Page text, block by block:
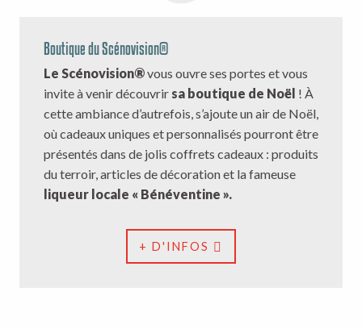
Boutique du Scénovision®
Le Scénovision®vous ouvre ses portes et vous
invite à venir découvrir sa boutique de Noël ! À
cette ambiance d’autrefois, s’ajoute un air de Noël,
où cadeaux uniques et personnalisés pourront être
présentés dans de jolis coffrets cadeaux : produits
du terroir, articles de décoration et la fameuse
liqueur locale « Bénéventine ».
+ D'INFOS